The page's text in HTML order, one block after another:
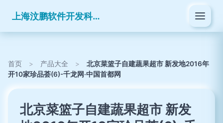
上海汶鹏软件开发科技有限公司
首页 > 产品大全 >
北京菜篮子自建蔬果超市 新发地2016年
开10家珍品荟(6)-千龙网·中国首都网
北京菜篮子自建蔬果超市 新发